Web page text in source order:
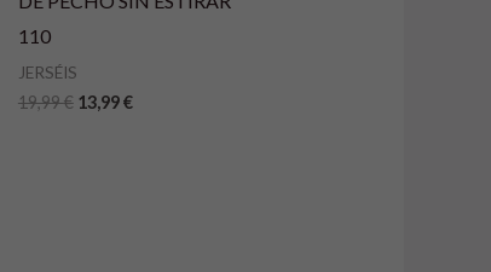
110
JERSÉIS
19,99€ 13,99€